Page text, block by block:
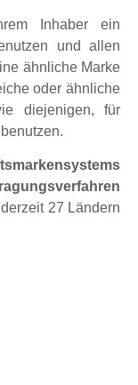
Inhaber ein
und allen
ähnliche Marke
oder ähnliche
diejenigen, für
27 Ländern